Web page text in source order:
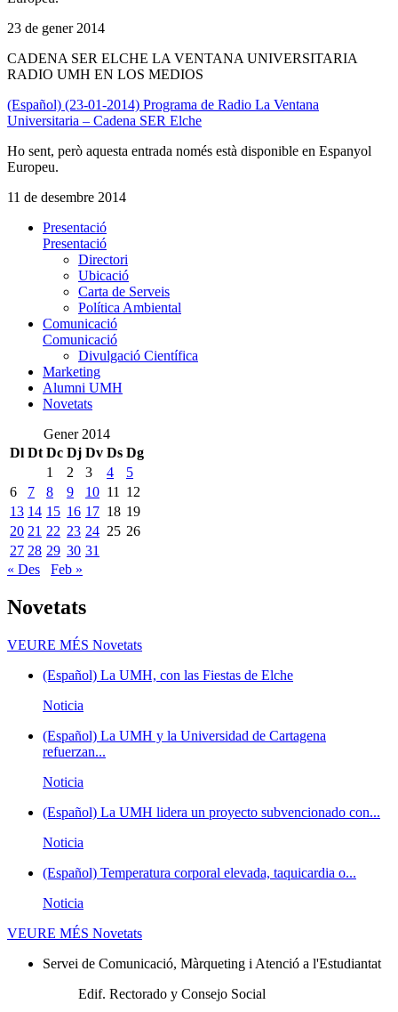
23 de gener 2014
CADENA SER ELCHE LA VENTANA UNIVERSITARIA
RADIO UMH EN LOS MEDIOS
(Español) (23-01-2014) Programa de Radio La Ventana
Universitaria – Cadena SER Elche
Ho sent, però aquesta entrada només està disponible en Espanyol
Europeu.
11 de desembre 2014
Presentació
Presentació
Directori
Ubicació
Carta de Serveis
Política Ambiental
Comunicació
Comunicació
Divulgació Científica
Marketing
Alumni UMH
Novetats
Gener 2014
Dl Dt Dc Dj Dv Ds Dg
1
2 3 4
5
6
7 8 9 10 11
12
13 14 15 16 17 18 19
20 21 22 23 24 25 26
27 28 29 30 31
« Des
Feb »
Novetats
VEURE MÉS Novetats
(Español) La UMH, con las Fiestas de Elche
Noticia
(Español) La UMH y la Universidad de Cartagena
refuerzan...
Noticia
(Español) La UMH lidera un proyecto subvencionado con...
Noticia
(Español) Temperatura corporal elevada, taquicardia o...
Noticia
VEURE MÉS Novetats
Servei de Comunicació, Màrqueting i Atenció a l'Estudiantat
Edif. Rectorado y Consejo Social